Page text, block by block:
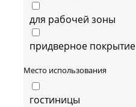
для рабочей зоны
придверное покрытие
Место использования
гостиницы